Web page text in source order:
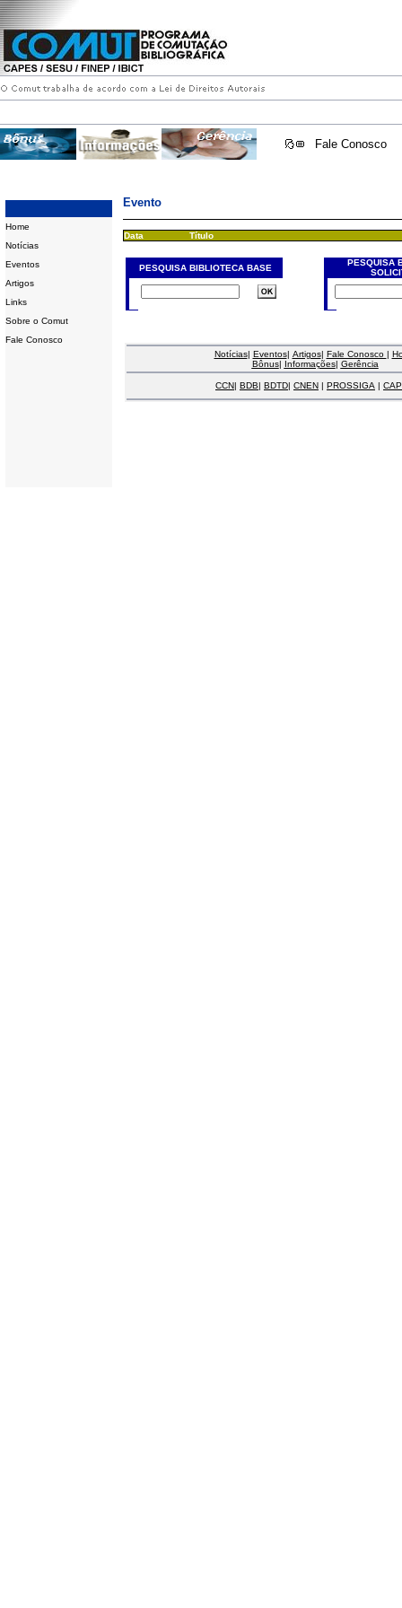
Fale Conosco
Home
Notícias
Eventos
Artigos
Links
Sobre o Comut
Fale Conosco
Evento
Data Título
PESQUISA BIBLIOTECA BASE
PESQUISA
Notícias| Eventos| Artigos| Fale Conosco |
Bônus| Informações| Gerência
CCN| BDB| BDTD| CNEN | PROSSIGA |